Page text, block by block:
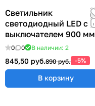
Светильник
светодиодный LED с
выключателем 900 мм
0 0 В наличии: 2
845,50 руб.890 руб. -5%
В корзину